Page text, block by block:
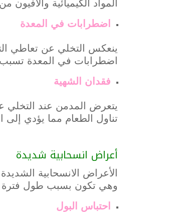
المواد الكيميائية
اضطرابات في المعدة
ينعكس التخلي عن تعاطي
اضطرابات في المعدة
فقدان الشهية
يتعرض المدمن عند التخلي
تناول الطعام مما يؤدي
أعراض انسحابية شديدة
الأعراض الانسحابية
وهي تكون بسبب طول فترة
احتباس البول